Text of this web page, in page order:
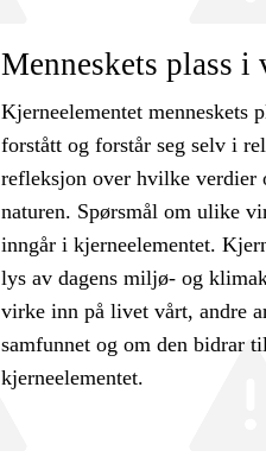
Menneskets plass i
Kjerneelementet menneskets
forstått og forstår seg selv i
refleksjon over hvilke verdier
naturen. Spørsmål om ulike
inngår i kjerneelementet.
lys av dagens miljø- og
virke inn på livet vårt, andre
samfunnet og om den bidrar
kjerneelementet.